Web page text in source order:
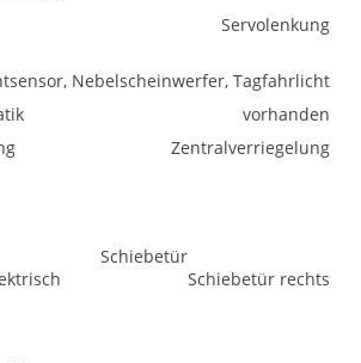
Servolenkung
Nebelscheinwerfer, Tagfahrlicht
vorhanden
Zentralverriegelung
Schiebetür
Schiebetür rechts